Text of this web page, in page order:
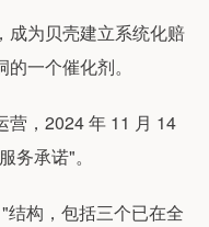
成为贝壳建立系统化赔
一个催化剂。
营，2024 年 11 月 14
务承诺"。
结构，包括三个已在全